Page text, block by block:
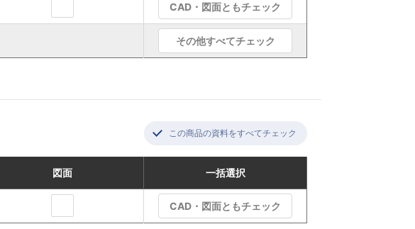
CAD・図面ともチェック
その他すべてチェック
この商品の資料をすべてチェック
図面 一括選択
CAD・図面ともチェック